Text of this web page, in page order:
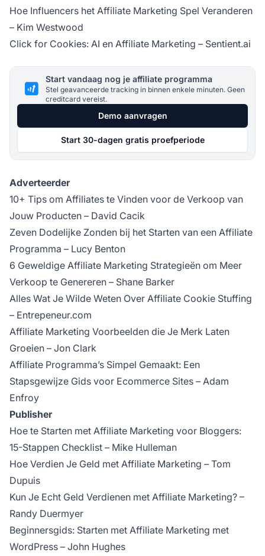
Hoe Influencers het Affiliate Marketing Spel Veranderen
– Kim Westwood
Click for Cookies: AI en Affiliate Marketing – Sentient.ai
Start vandaag nog je affiliate programma
Stel geavanceerde tracking in binnen enkele minuten. Geen
creditcard vereist.
Demo aanvragen
Start 30-dagen gratis proefperiode
Adverteerder
10+ Tips om Affiliates te Vinden voor de Verkoop van
Jouw Producten – David Cacik
Zeven Dodelijke Zonden bij het Starten van een Affiliate
Programma – Lucy Benton
6 Geweldige Affiliate Marketing Strategieën om Meer
Verkoop te Genereren – Shane Barker
Alles Wat Je Wilde Weten Over Affiliate Cookie Stuffing
– Entrepeneur.com
Affiliate Marketing Voorbeelden die Je Merk Laten
Groeien – Jon Clark
Affiliate Programma’s Simpel Gemaakt: Een
Stapsgewijze Gids voor Ecommerce Sites – Adam
Enfroy
Publisher
Hoe te Starten met Affiliate Marketing voor Bloggers:
15-Stappen Checklist – Mike Hulleman
Hoe Verdien Je Geld met Affiliate Marketing – Tom
Dupuis
Kun Je Echt Geld Verdienen met Affiliate Marketing? –
Randy Duermyer
Beginnersgids: Starten met Affiliate Marketing met
WordPress – John Hughes